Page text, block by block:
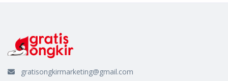
gratisongkirmarketing@gmail.com